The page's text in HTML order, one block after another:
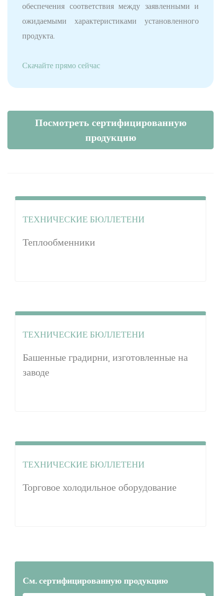
обеспечения соответствия между заявленными и
ожидаемыми характеристиками установленного
продукта.
Скачайте прямо сейчас
Посмотреть сертифицированную
продукцию
ТЕХНИЧЕСКИЕ БЮЛЛЕТЕНИ
Теплообменники
ТЕХНИЧЕСКИЕ БЮЛЛЕТЕНИ
Башенные градирни, изготовленные на
заводе
ТЕХНИЧЕСКИЕ БЮЛЛЕТЕНИ
Торговое холодильное оборудование
См. сертифицированную продукцию